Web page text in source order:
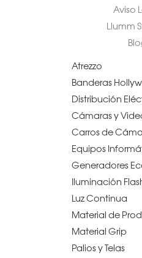
Aviso
Llumm
Atrezzo
Banderas
Distribución
Cámaras y
Carros de
Equipos
Generadores
Iluminación
Luz Continua
Material de
Material Grip
Palios y Telas